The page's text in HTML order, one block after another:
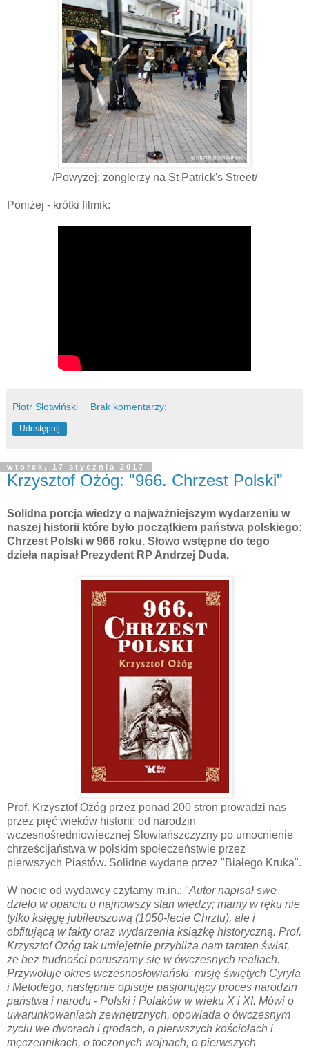
/Powyżej: żonglerzy na St Patrick's Street/
Poniżej - krótki filmik:
Piotr Słotwiński Brak komentarzy:
Udostępnij
wtorek, 17 stycznia 2017
Krzysztof Ożóg: "966. Chrzest Polski"
Solidna porcja wiedzy o najważniejszym wydarzeniu w
naszej historii które było początkiem państwa polskiego:
Chrzest Polski w 966 roku. Słowo wstępne do tego
dzieła napisał Prezydent RP Andrzej Duda.
Prof. Krzysztof Ożóg przez ponad 200 stron prowadzi nas
przez pięć wieków historii: od narodzin
wczesnośredniowiecznej Słowiańszczyzny po umocnienie
chrześcijaństwa w polskim społeczeństwie przez
pierwszych Piastów. Solidne wydane przez "Białego Kruka".
W nocie od wydawcy czytamy m.in.: "Autor napisał swe
dzieło w oparciu o najnowszy stan wiedzy; mamy w ręku nie
tylko księgę jubileuszową (1050-lecie Chrztu), ale i
obfitującą w fakty oraz wydarzenia książkę historyczną. Prof.
Krzysztof Ożóg tak umiejętnie przybliża nam tamten świat,
że bez trudności poruszamy się w ówczesnych realiach.
Przywołuje okres wczesnosłowiański, misję świętych Cyryla
i Metodego, następnie opisuje pasjonujący proces narodzin
państwa i narodu - Polski i Polaków w wieku X i XI. Mówi o
uwarunkowaniach zewnętrznych, opowiada o ówczesnym
życiu we dworach i grodach, o pierwszych kościołach i
męczennikach, o toczonych wojnach, o pierwszych